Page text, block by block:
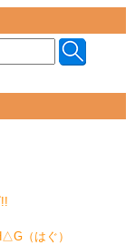
（はぐ）